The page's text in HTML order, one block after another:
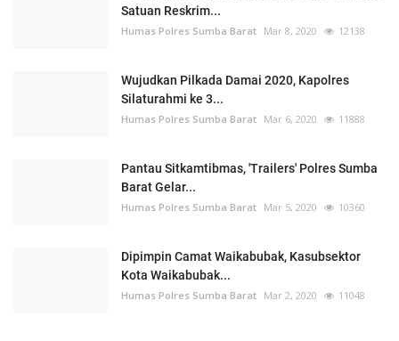
Satuan Reskrim...
Humas Polres Sumba Barat Mar 8, 2020 12138
Wujudkan Pilkada Damai 2020, Kapolres
Silaturahmi ke 3...
Humas Polres Sumba Barat Mar 6, 2020 11888
Pantau Sitkamtibmas, 'Trailers' Polres Sumba
Barat Gelar...
Humas Polres Sumba Barat Mar 5, 2020 10360
Dipimpin Camat Waikabubak, Kasubsektor
Kota Waikabubak...
Humas Polres Sumba Barat Mar 2, 2020 11048